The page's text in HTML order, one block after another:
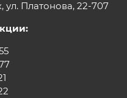
ул. Платонова, 22-707